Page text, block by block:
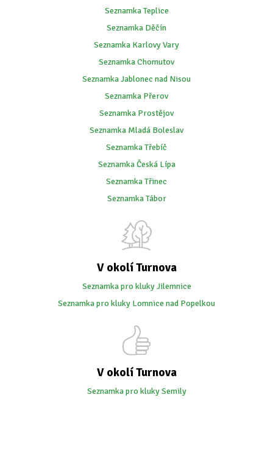
Seznamka Teplice
Seznamka Děčín
Seznamka Karlovy Vary
Seznamka Chomutov
Seznamka Jablonec nad Nisou
Seznamka Přerov
Seznamka Prostějov
Seznamka Mladá Boleslav
Seznamka Třebíč
Seznamka Česká Lípa
Seznamka Třinec
Seznamka Tábor
V okolí Turnova
Seznamka pro kluky Jilemnice
Seznamka pro kluky Lomnice nad Popelkou
V okolí Turnova
Seznamka pro kluky Semily